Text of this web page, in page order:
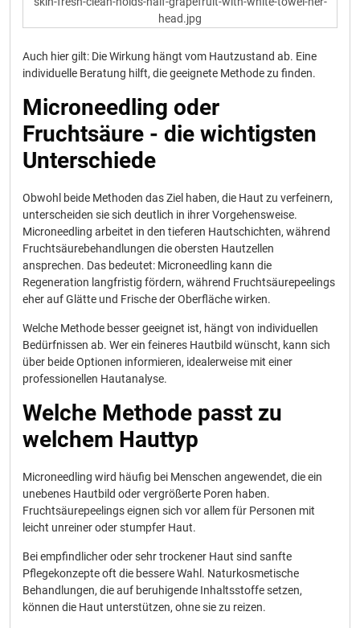
Auch hier gilt: Die Wirkung hängt vom Hautzustand ab. Eine
individuelle Beratung hilft, die geeignete Methode zu finden.
Microneedling oder
Fruchtsäure - die wichtigsten
Unterschiede
Obwohl beide Methoden das Ziel haben, die Haut zu verfeinern,
unterscheiden sie sich deutlich in ihrer Vorgehensweise.
Microneedling arbeitet in den tieferen Hautschichten, während
Fruchtsäurebehandlungen die obersten Hautzellen
ansprechen. Das bedeutet: Microneedling kann die
Regeneration langfristig fördern, während Fruchtsäurepeelings
eher auf Glätte und Frische der Oberfläche wirken.
Welche Methode besser geeignet ist, hängt von individuellen
Bedürfnissen ab. Wer ein feineres Hautbild wünscht, kann sich
über beide Optionen informieren, idealerweise mit einer
professionellen Hautanalyse.
Welche Methode passt zu
welchem Hauttyp
Microneedling wird häufig bei Menschen angewendet, die ein
unebenes Hautbild oder vergrößerte Poren haben.
Fruchtsäurepeelings eignen sich vor allem für Personen mit
leicht unreiner oder stumpfer Haut.
Bei empfindlicher oder sehr trockener Haut sind sanfte
Pflegekonzepte oft die bessere Wahl. Naturkosmetische
Behandlungen, die auf beruhigende Inhaltsstoffe setzen,
können die Haut unterstützen, ohne sie zu reizen.